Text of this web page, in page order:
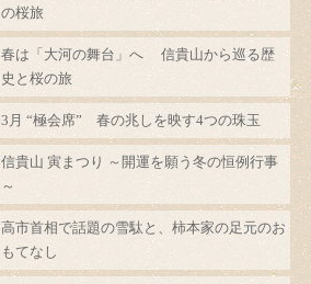
の桜旅
春は「大河の舞台」へ 信貴山から巡る歴
史と桜の旅
3月 “極会席” 春の兆しを映す4つの珠玉
信貴山 寅まつり ～開運を願う冬の恒例行事
～
高市首相で話題の雪駄と、柿本家の足元のお
もてなし